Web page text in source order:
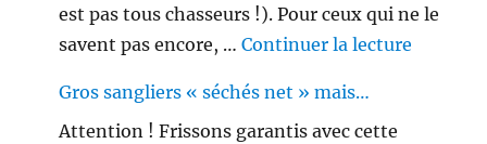
est pas tous chasseurs !). Pour ceux qui ne le
savent pas encore, …Continuer la lecture
Gros sangliers « séchés net » mais…
Attention ! Frissons garantis avec cette